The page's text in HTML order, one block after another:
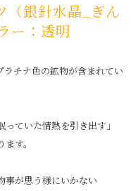
（銀針水晶_ぎん
ー：透明
ラチナ色の鉱物が含まれてい
ていた情熱を引き出す」
す。
事が思う様にいかない